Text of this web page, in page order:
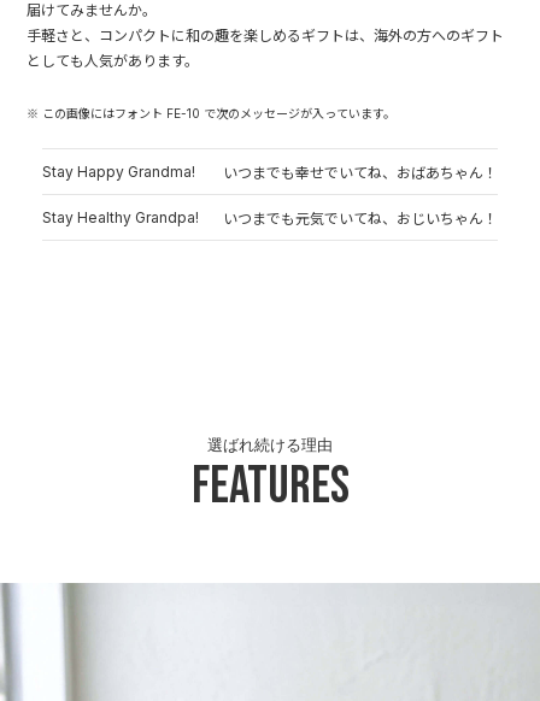
届けてみませんか。
手軽さと、コンパクトに和の趣を楽しめるギフトは、海外の方へのギフト
としても人気があります。
※ この画像にはフォント FE-10 で次のメッセージが入っています。
Stay Happy Grandma! いつまでも幸せでいてね、おばあちゃん！
Stay Healthy Grandpa! いつまでも元気でいてね、おじいちゃん！
Features
選ばれ続ける理由